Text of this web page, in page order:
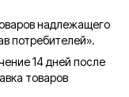
надлежащего
потребителей».
14 дней после
товаров